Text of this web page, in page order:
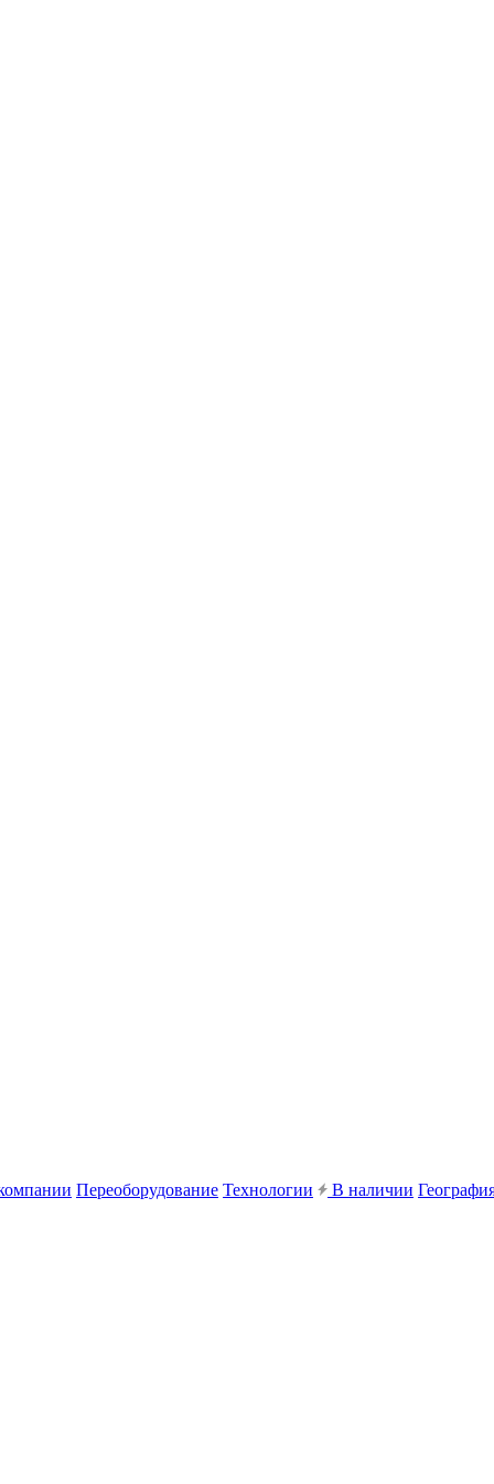
Переоборудование Технологии В наличии